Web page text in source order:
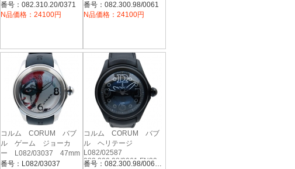
JO01】
番号：082.310.20/0371
N品価格：24100円
番号：082.300.98/0061
N品価格：24100円
コルム CORUM バブ
ル ゲーム ジョーカ
ー L082/03037 47mm
番号：L082/03037
コルム CORUM バブ
ル ヘリテージ
L082/02587
082.300.98/0061 FN30
番号：082.300.98/0061FN30